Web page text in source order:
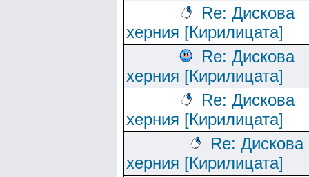
Re: Дискова
херния [Кирилицата]
Re: Дискова
херния [Кирилицата]
Re: Дискова
херния [Кирилицата]
Re: Дискова
херния [Кирилицата]